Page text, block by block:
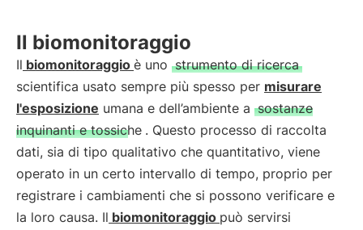
Il biomonitoraggio
Il biomonitoraggio è uno strumento di ricerca
scientifica usato sempre più spesso per misurare
l'esposizione umana e dell’ambiente a sostanze
inquinanti e tossiche . Questo processo di raccolta
dati, sia di tipo qualitativo che quantitativo, viene
operato in un certo intervallo di tempo, proprio per
registrare i cambiamenti che si possono verificare e
la loro causa. Il biomonitoraggio può servirsi